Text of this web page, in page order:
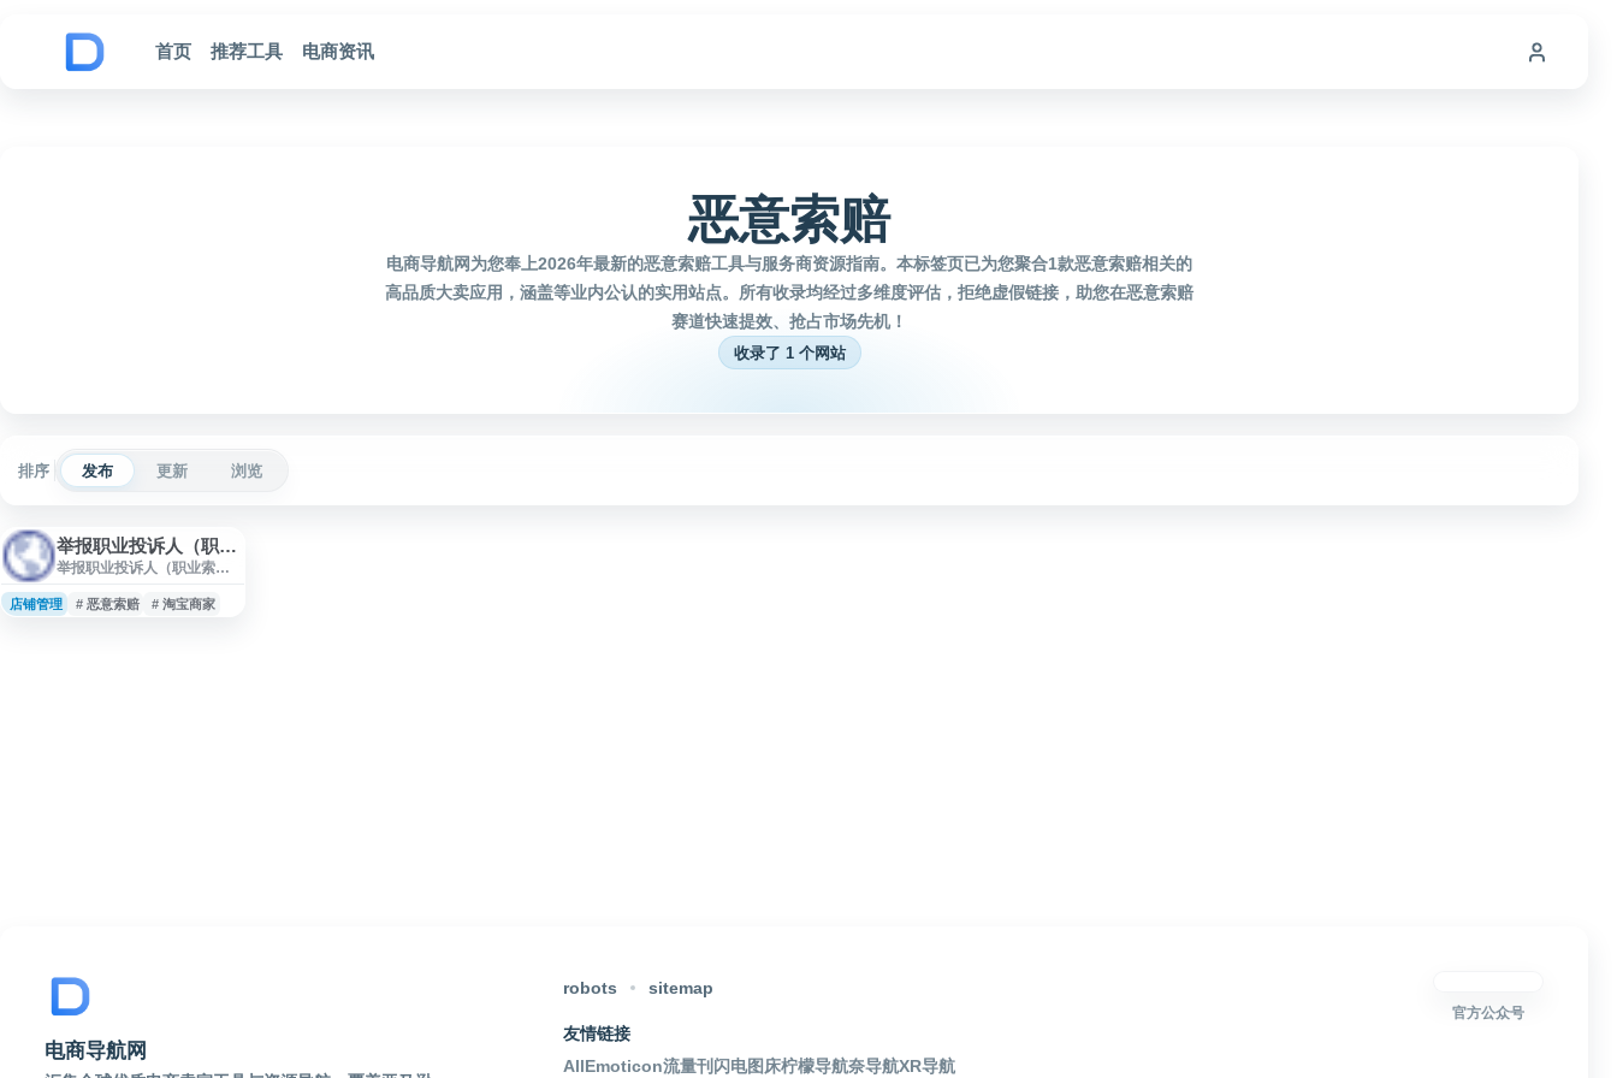
首页
推荐工具 电商资讯
恶意索赔
电商导航网为您奉上2026年最新的恶意索赔工具与服务商资源指南。本标签页已为您聚合1款恶意索赔相关的
高品质大卖应用，涵盖等业内公认的实用站点。所有收录均经过多维度评估，拒绝虚假链接，助您在恶意索赔
赛道快速提效、抢占市场先机！
收录了 1 个网站
排序 发布 更新 浏览
举报职业投诉人（职业索赔联合治理）
举报职业投诉人（职业索赔
提供的职业投诉、职业索赔
相关线索举报与治理入口。
店铺管理 # 恶意索赔 # 淘宝商家
电商导航网
robots sitemap
友情链接
AllEmoticon流量刊 闪电图床柠檬导航奈导航XR导航
官方公众号